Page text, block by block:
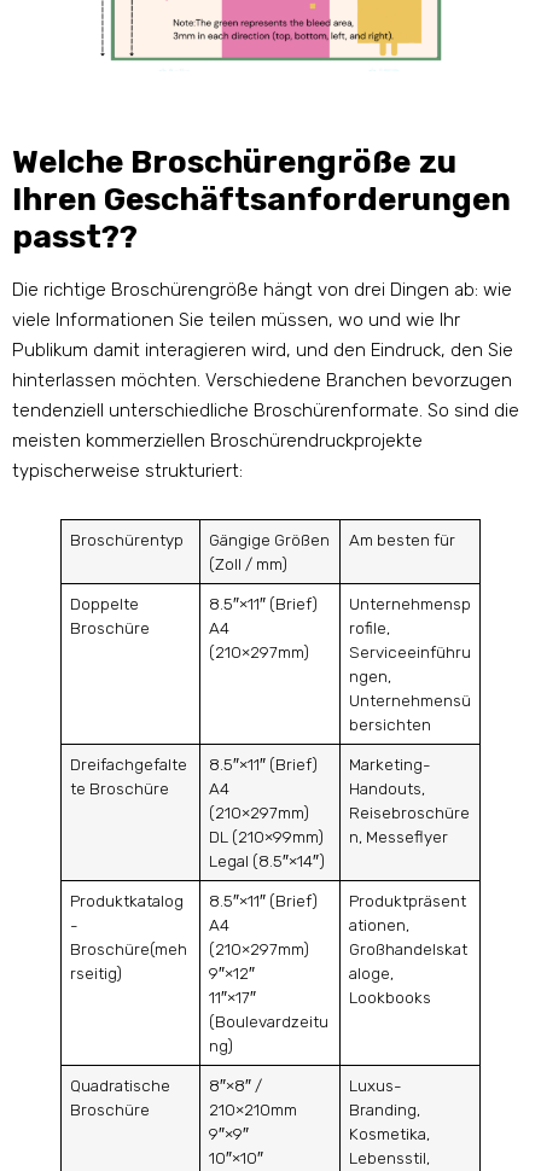
Welche Broschürengröße zu
Ihren Geschäftsanforderungen
passt??
Die richtige Broschürengröße hängt von drei Dingen ab: wie
viele Informationen Sie teilen müssen, wo und wie Ihr
Publikum damit interagieren wird, und den Eindruck, den Sie
hinterlassen möchten. Verschiedene Branchen bevorzugen
tendenziell unterschiedliche Broschürenformate. So sind die
meisten kommerziellen Broschürendruckprojekte
typischerweise strukturiert:
Broschürentyp
Gängige Größen
(Zoll / mm)
Am besten für
Doppelte
Broschüre
8.5″×11″ (Brief)
A4
(210×297mm)
Unternehmensp
rofile,
Serviceeinführu
ngen,
Unternehmensü
bersichten
Dreifachgefalte
te Broschüre
8.5″×11″ (Brief)
A4
(210×297mm)
DL (210×99mm)
Legal (8.5″×14″)
Marketing-
Handouts,
Reisebroschüre
n, Messeflyer
Produktkatalog
-
Broschüre(meh
rseitig)
8.5″×11″ (Brief)
A4
(210×297mm)
9″×12″
11″×17″
(Boulevardzeitu
ng)
Produktpräsent
ationen,
Großhandelskat
aloge,
Lookbooks
Quadratische
Broschüre
8″×8″ /
210×210mm
9″×9″
10″×10″
Luxus-
Branding,
Kosmetika,
Lebensstil,